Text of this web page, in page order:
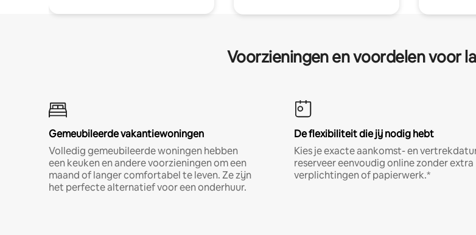
Voorzieningen en voordelen voor
Gemeubileerde vakantiewoningen
Volledig gemeubileerde woningen hebben
een keuken en andere voorzieningen om een
maand of langer comfortabel te leven. Ze zijn
het perfecte alternatief voor een onderhuur.
De flexibiliteit die jij nodig hebt
Kies je exacte aankomst- en
reserveer eenvoudig online zonder extra
verplichtingen of papierwerk.*